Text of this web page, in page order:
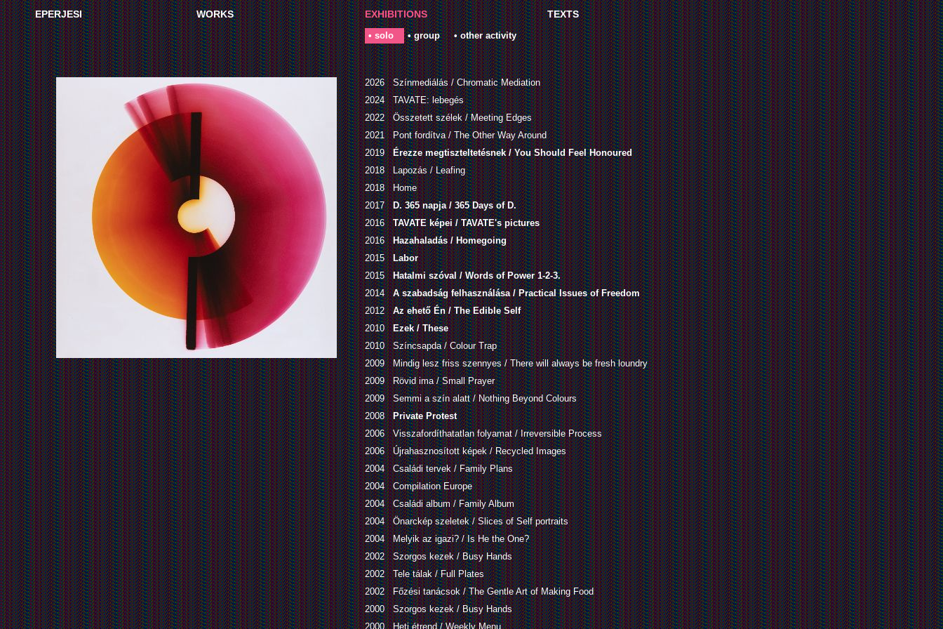
EPERJESI WORKS EXHIBITIONS TEXTS
• solo • group • other activity
2026
Színmediálás / Chromatic Mediation
2024
TAVATE: lebegés
2022
Összetett szélek / Meeting Edges
2021
Pont fordítva / The Other Way Around
2019
Érezze megtiszteltetésnek / You Should Feel Honoured
2018
Lapozás / Leafing
2018
Home
2017
D. 365 napja / 365 Days of D.
2016
TAVATE képei / TAVATE's pictures
2016
Hazahaladás / Homegoing
2015
Labor
2015
Hatalmi szóval / Words of Power 1-2-3.
2014
A szabadság felhasználása / Practical Issues of Freedom
2012
Az ehető Én / The Edible Self
2010
Ezek / These
2010
Színcsapda / Colour Trap
2009
Mindig lesz friss szennyes / There will always be fresh loundry
2009
Rövid ima / Small Prayer
2009
Semmi a szín alatt / Nothing Beyond Colours
2008
Private Protest
2006
Visszafordíthatatlan folyamat / Irreversible Process
2006
Újrahasznosított képek / Recycled Images
2004
Családi tervek / Family Plans
2004
Compilation Europe
2004
Családi album / Family Album
2004
Önarckép szeletek / Slices of Self portraits
2004
Melyik az igazi? / Is He the One?
2002
Szorgos kezek / Busy Hands
2002
Tele tálak / Full Plates
2002
Főzési tanácsok / The Gentle Art of Making Food
2000
Szorgos kezek / Busy Hands
2000
Heti étrend / Weekly Menu